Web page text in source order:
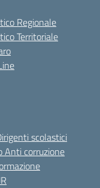
Regionale
Territoriale
scolastici
Anti corruzione